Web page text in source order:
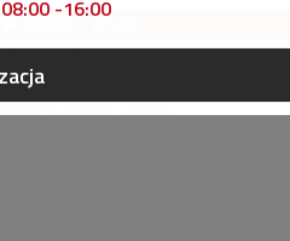
08:00 -16:00